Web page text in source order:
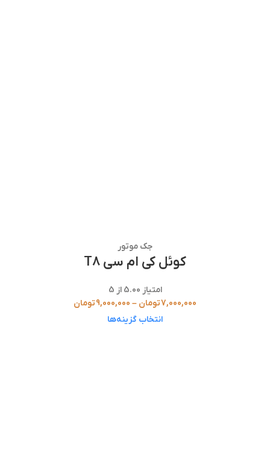
جک موتور
کوئل کی ام سی T8
امتیاز 5.00 از 5
7,000,000تومان –
9,000,000تومان
انتخاب گزینه‌ها